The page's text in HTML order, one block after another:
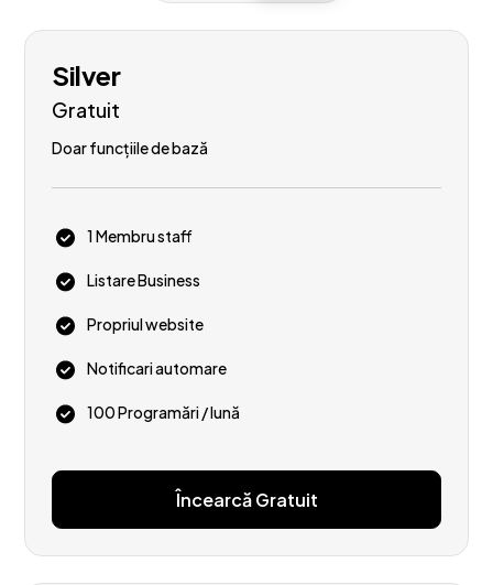
Silver
Gratuit
Doar funcțiile de bază
1 Membru staff
Listare Business
Propriul website
Notificari automare
100 Programări / lună
Încearcă Gratuit